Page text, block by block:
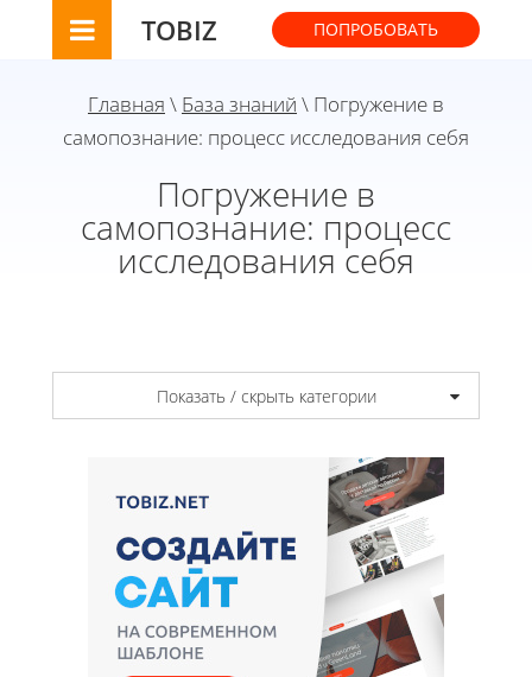
TOBIZ ПОПРОБОВАТЬ
Главная \ База знаний \ Погружение в
самопознание: процесс исследования себя
Погружение в
самопознание: процесс
исследования себя
Показать / скрыть категории